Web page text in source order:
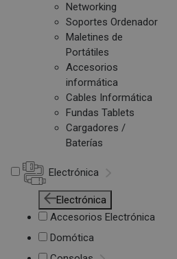
Networking
Soportes Ordenador
Maletines de
Portátiles
Accesorios
informática
Cables Informática
Fundas Tablets
Cargadores /
Baterías
Electrónica
Electrónica
Accesorios Electrónica
Domótica